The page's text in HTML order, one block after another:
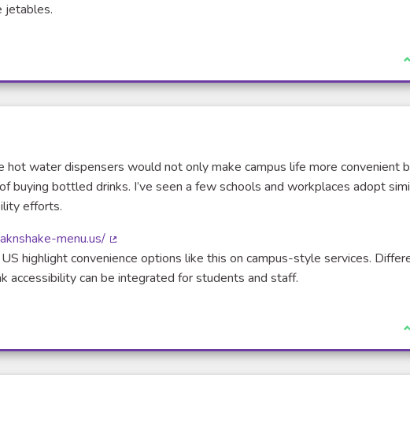
jetables.
hot water dispensers would not only make campus life more convenient
buying bottled drinks. I’ve seen a few schools and workplaces adopt
efforts.
menu.us/
(Lien externe)
highlight convenience options like this on campus-style services.
accessibility can be integrated for students and staff.